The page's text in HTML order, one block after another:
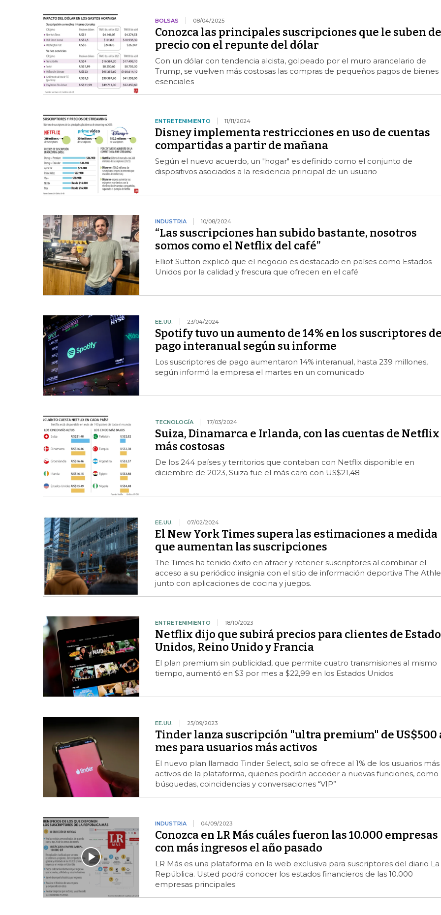
BOLSAS 08/04/2025
Conozca las principales suscripciones que le suben de
precio con el repunte del dólar
Con un dólar con tendencia alcista, golpeado por el muro arancelario de
Trump, se vuelven más costosas las compras de pequeños pagos de bienes
esenciales
ENTRETENIMIENTO 11/11/2024
Disney implementa restricciones en uso de cuentas
compartidas a partir de mañana
Según el nuevo acuerdo, un "hogar" es definido como el conjunto de
dispositivos asociados a la residencia principal de un usuario
INDUSTRIA 10/08/2024
“Las suscripciones han subido bastante, nosotros
somos como el Netflix del café”
Elliot Sutton explicó que el negocio es destacado en países como Estados
Unidos por la calidad y frescura que ofrecen en el café
EE.UU. 23/04/2024
Spotify tuvo un aumento de 14% en los suscriptores
pago interanual según su informe
Los suscriptores de pago aumentaron 14% interanual, hasta 239 millones,
según informó la empresa el martes en un comunicado
TECNOLOGÍA 17/03/2024
Suiza, Dinamarca e Irlanda, con las cuentas de Netflix
más costosas
De los 244 países y territorios que contaban con Netflix disponible en
diciembre de 2023, Suiza fue el más caro con US$21,48
EE.UU. 07/02/2024
El New York Times supera las estimaciones a medida
que aumentan las suscripciones
The Times ha tenido éxito en atraer y retener suscriptores al combinar el
acceso a su periódico insignia con el sitio de información deportiva The
junto con aplicaciones de cocina y juegos.
ENTRETENIMIENTO 18/10/2023
Netflix dijo que subirá precios para clientes de
Unidos, Reino Unido y Francia
El plan premium sin publicidad, que permite cuatro transmisiones al mismo
tiempo, aumentó en $3 por mes a $22,99 en los Estados Unidos
EE.UU. 25/09/2023
Tinder lanza suscripción "ultra premium" de US$500
mes para usuarios más activos
El nuevo plan llamado Tinder Select, solo se ofrece al 1% de los usuarios más
activos de la plataforma, quienes podrán acceder a nuevas funciones, como
búsquedas, coincidencias y conversaciones “VIP”
INDUSTRIA 04/09/2023
Conozca en LR Más cuáles fueron las 10.000 empresas
con más ingresos el año pasado
LR Más es una plataforma en la web exclusiva para suscriptores del diario La
República. Usted podrá conocer los estados financieros de las 10.000
empresas principales